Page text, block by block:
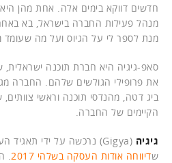
חדשים דווקא בימים אלה. אחת מהן היא
מנהל פעילות החברה בישראל, בא
מנת לספר לי על הגיוס ועל מה שעומד
סאפ-גיגיה היא חברת תוכנה ישראלית,
הקיימים של החברה.
גיגיה (Gigya) נרכשה על ידי תאגיד הענק העולמי
שדיווחה אודות העסקה בשלהי 2017